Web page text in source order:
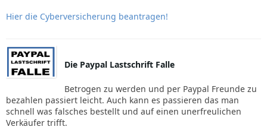
Hier die Cyberversicherung beantragen!
Die Paypal Lastschrift Falle
Betrogen zu werden und per Paypal Freunde zu
bezahlen passiert leicht. Auch kann es passieren das man
schnell was falsches bestellt und auf einen unerfreulichen
Verkäufer trifft.